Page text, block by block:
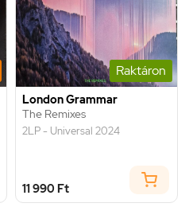
Raktáron
London Grammar
The Remixes
2LP - Universal 2024
11 990 Ft